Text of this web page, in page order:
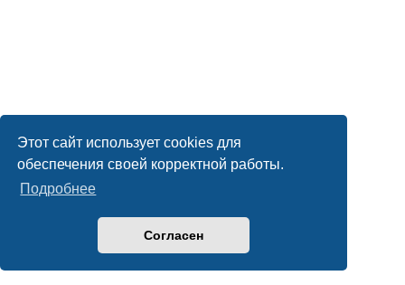
Этот сайт использует cookies для
обеспечения своей корректной работы.
Подробнее
Согласен